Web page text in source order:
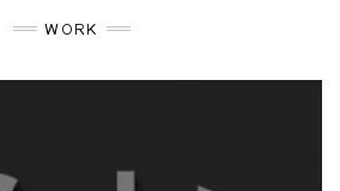
WORK